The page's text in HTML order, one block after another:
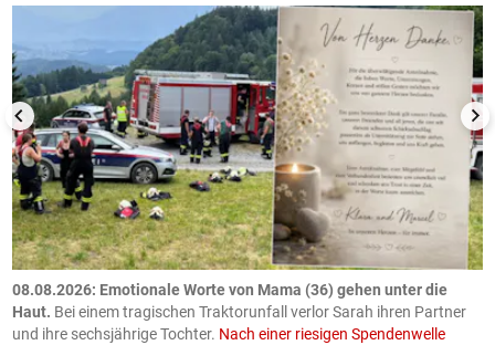
08.08.2026: Emotionale Worte von Mama (36) gehen unter die
Haut. Bei einem tragischen Traktorunfall verlor Sarah ihren Partner
und ihre sechsjährige Tochter. Nach einer riesigen Spendenwelle